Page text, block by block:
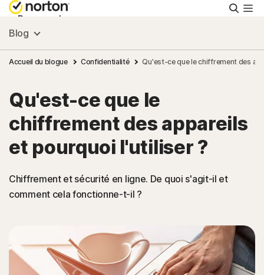
Personnel
Small Business
Ressources
Support
Essayer gratuitement
Connexion
Blog
Accueil du blogue Confidentialité Qu'est-ce que le chiffrement des
Qu'est-ce que le
chiffrement des appareils
et pourquoi l'utiliser ?
Chiffrement et sécurité en ligne. De quoi s'agit-il et
comment cela fonctionne-t-il ?